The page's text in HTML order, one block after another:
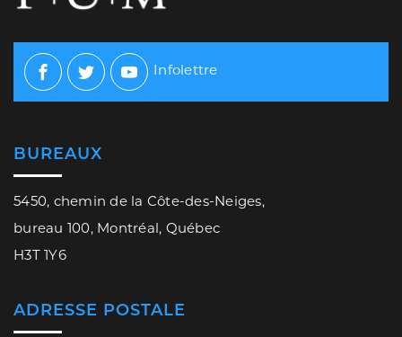
Facebook
TwitterYoutube
Infolettre
BUREAUX
5450, chemin de la Côte-des-Neiges,
bureau 100, Montréal, Québec
H3T 1Y6
ADRESSE POSTALE